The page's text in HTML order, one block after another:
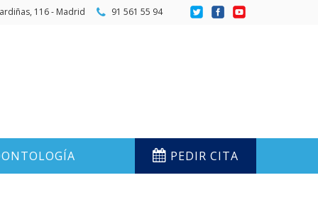
116 - Madrid 91 561 55 94
PEDIR CITA